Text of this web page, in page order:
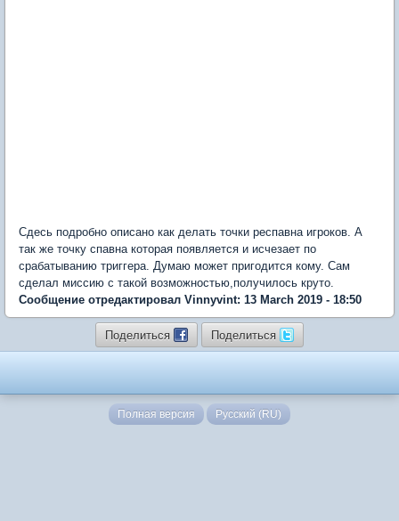
Сдесь подробно описано как делать точки респавна игроков. А
так же точку спавна которая появляется и исчезает по
срабатыванию триггера. Думаю может пригодится кому. Сам
сделал миссию с такой возможностью,получилось круто.
Сообщение отредактировал Vinnyvint: 13 March 2019 - 18:50
Поделиться Поделиться
Полная версия Русский (RU)